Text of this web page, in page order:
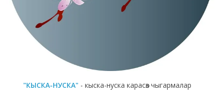
"КЫСКА-НУСКА" - кыска-нуска карасөз чыгармалар